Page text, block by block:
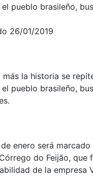
pueblo brasileño,
26/01/2019
más la historia se
pueblo brasileño,
enero será
do Feijão, que
de la empresa